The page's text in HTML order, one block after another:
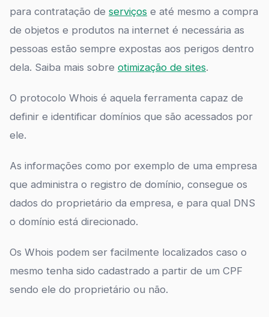
para contratação de serviços e até mesmo a compra
de objetos e produtos na internet é necessária as
pessoas estão sempre expostas aos perigos dentro
dela. Saiba mais sobre otimização de sites.
O protocolo Whois é aquela ferramenta capaz de
definir e identificar domínios que são acessados por
ele.
As informações como por exemplo de uma empresa
que administra o registro de domínio, consegue os
dados do proprietário da empresa, e para qual DNS
o domínio está direcionado.
Os Whois podem ser facilmente localizados caso o
mesmo tenha sido cadastrado a partir de um CPF
sendo ele do proprietário ou não.